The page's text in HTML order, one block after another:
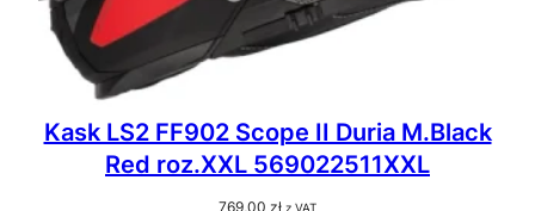
Kask LS2 FF902 Scope II Duria M.Black
Red roz.XXL 569022511XXL
769,00 zł z VAT